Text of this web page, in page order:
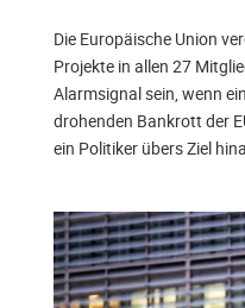
Die Europäische Union
Projekte in allen 27
Alarmsignal sein, wenn
drohenden Bankrott der
ein Politiker übers Ziel